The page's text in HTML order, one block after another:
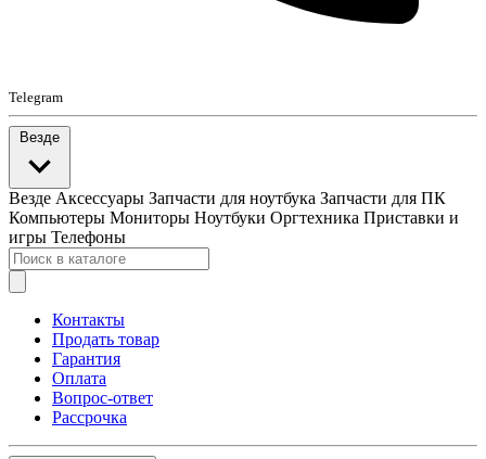
Telegram
Везде
Везде Аксессуары Запчасти для ноутбука Запчасти для ПК
Компьютеры Мониторы Ноутбуки Оргтехника Приставки и
игры Телефоны
Контакты
Продать товар
Гарантия
Оплата
Вопрос-ответ
Рассрочка